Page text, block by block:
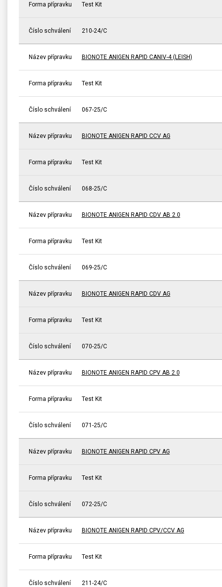
Forma přípravku Test Kit
Číslo schválení 210-24/C
Název přípravku BIONOTE ANIGEN RAPID CANIV-4 (LEISH)
Forma přípravku Test Kit
Číslo schválení 067-25/C
Název přípravku BIONOTE ANIGEN RAPID CCV AG
Forma přípravku Test Kit
Číslo schválení 068-25/C
Název přípravku BIONOTE ANIGEN RAPID CDV AB 2.0
Forma přípravku Test Kit
Číslo schválení 069-25/C
Název přípravku BIONOTE ANIGEN RAPID CDV AG
Forma přípravku Test Kit
Číslo schválení 070-25/C
Název přípravku BIONOTE ANIGEN RAPID CPV AB 2.0
Forma přípravku Test Kit
Číslo schválení 071-25/C
Název přípravku BIONOTE ANIGEN RAPID CPV AG
Forma přípravku Test Kit
Číslo schválení 072-25/C
Název přípravku BIONOTE ANIGEN RAPID CPV/CCV AG
Forma přípravku Test Kit
Číslo schválení 211-24/C